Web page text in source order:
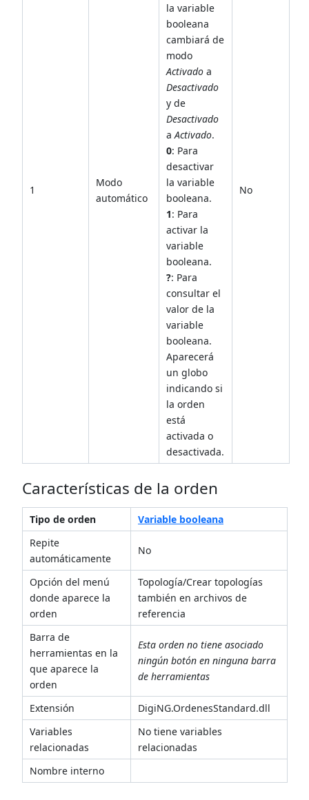
1
Modo
automático
la variable
booleana
cambiará de
modo
Activado a
Desactivado
y de
Desactivado
aActivado.
0: Para
desactivar
la variable
booleana.
1: Para
activar la
variable
booleana.
?: Para
consultar el
valor de la
variable
booleana.
Aparecerá
un globo
indicando si
la orden
está
activada o
desactivada.
No
Características de la orden
Tipo de orden
Variable booleana
Repite
automáticamente
No
Opción del menú
donde aparece la
orden
Topología/Crear topologías
también en archivos de
referencia
Barra de
herramientas en la
que aparece la
orden
Esta orden no tiene asociado
ningún botón en ninguna barra
de herramientas
Extensión
DigiNG.OrdenesStandard.dll
Variables
relacionadas
No tiene variables
relacionadas
Nombre interno